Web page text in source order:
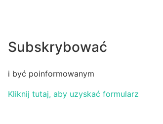
Subskrybować
i być poinformowanym
Kliknij tutaj, aby uzyskać formularz